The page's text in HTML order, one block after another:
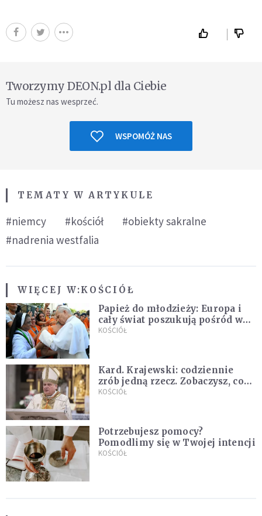
Tworzymy DEON.pl dla Ciebie
Tu możesz nas wesprzeć.
WSPOMÓŻ NAS
TEMATY W ARTYKULE
#niemcy #kościół
#obiekty sakralne
#nadrenia westfalia
WIĘCEJ W:KOŚCIÓŁ
Papież do młodzieży: Europa i
cały świat poszukują pośród was
nowych świętych
KOŚCIÓŁ
Kard. Krajewski: codziennie
zrób jedną rzecz. Zobaczysz, co
stanie się z twoim życiem
KOŚCIÓŁ
Potrzebujesz pomocy?
Pomodlimy się w Twojej intencji
KOŚCIÓŁ